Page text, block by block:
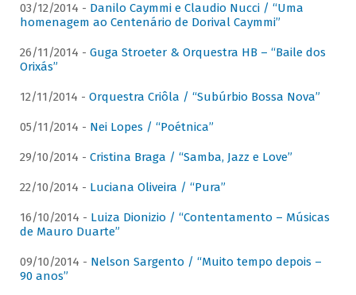
03/12/2014 - Danilo Caymmi e Claudio Nucci / “Uma
homenagem ao Centenário de Dorival Caymmi”
26/11/2014 - Guga Stroeter & Orquestra HB – “Baile dos
Orixás”
12/11/2014 - Orquestra Criôla / “Subúrbio Bossa Nova”
05/11/2014 - Nei Lopes / “Poétnica”
29/10/2014 - Cristina Braga / “Samba, Jazz e Love”
22/10/2014 - Luciana Oliveira / “Pura”
16/10/2014 - Luiza Dionizio / “Contentamento – Músicas
de Mauro Duarte”
09/10/2014 - Nelson Sargento / “Muito tempo depois –
90 anos”